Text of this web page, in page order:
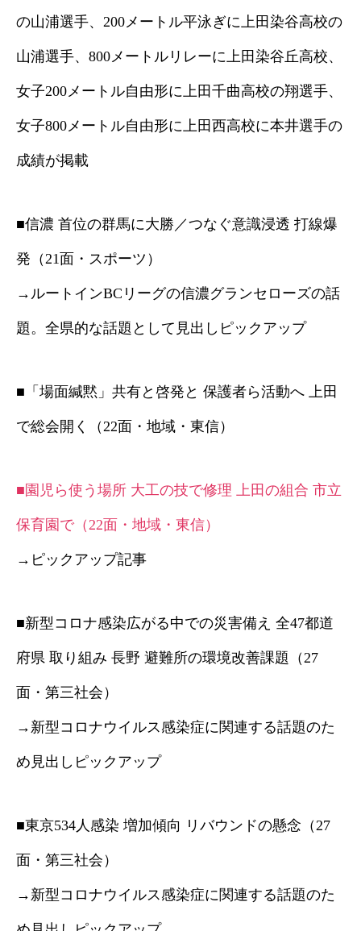
の山浦選手、200メートル平泳ぎに上田染谷高校の
山浦選手、800メートルリレーに上田染谷丘高校、
女子200メートル自由形に上田千曲高校の翔選手、
女子800メートル自由形に上田西高校に本井選手の
成績が掲載
■信濃 首位の群馬に大勝／つなぐ意識浸透 打線爆
発（21面・スポーツ）
→ルートインBCリーグの信濃グランセローズの話
題。全県的な話題として見出しピックアップ
■「場面緘黙」共有と啓発と 保護者ら活動へ 上田
で総会開く（22面・地域・東信）
■園児ら使う場所 大工の技で修理 上田の組合 市立
保育園で（22面・地域・東信）
→ピックアップ記事
■新型コロナ感染広がる中での災害備え 全47都道
府県 取り組み 長野 避難所の環境改善課題（27
面・第三社会）
→新型コロナウイルス感染症に関連する話題のた
め見出しピックアップ
■東京534人感染 増加傾向 リバウンドの懸念（27
面・第三社会）
→新型コロナウイルス感染症に関連する話題のた